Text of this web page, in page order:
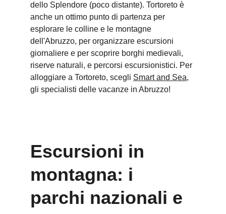
dello Splendore (poco distante). Tortoreto è
anche un ottimo punto di partenza per
esplorare le colline e le montagne
dell'Abruzzo, per organizzare escursioni
giornaliere e per scoprire borghi medievali,
riserve naturali, e percorsi escursionistici. Per
alloggiare a Tortoreto, scegli Smart and Sea,
gli specialisti delle vacanze in Abruzzo!
Escursioni in
montagna: i
parchi nazionali e